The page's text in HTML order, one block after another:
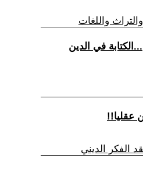
واللغات
في الدين
الفكر الديني